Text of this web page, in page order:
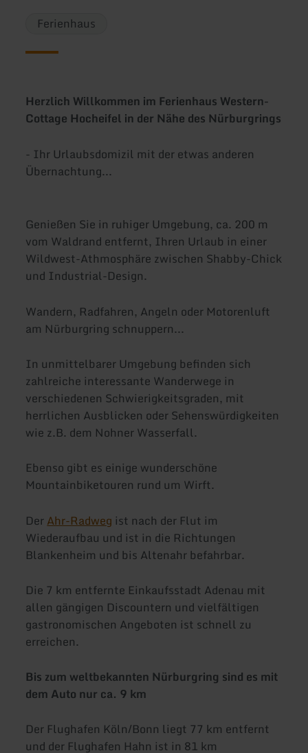
Ferienhaus
Herzlich Willkommen im Ferienhaus Western-
Cottage Hocheifel in der Nähe des Nürburgrings
- Ihr Urlaubsdomizil mit der etwas anderen
Übernachtung...
Genießen Sie in ruhiger Umgebung, ca. 200 m
vom Waldrand entfernt, Ihren Urlaub in einer
Wildwest-Athmosphäre zwischen Shabby-Chick
und Industrial-Design.
Wandern, Radfahren, Angeln oder Motorenluft
am Nürburgring schnuppern...
In unmittelbarer Umgebung befinden sich
zahlreiche interessante Wanderwege in
verschiedenen Schwierigkeitsgraden, mit
herrlichen Ausblicken oder Sehenswürdigkeiten
wie z.B. dem Nohner Wasserfall.
Ebenso gibt es einige wunderschöne
Mountainbiketouren rund um Wirft.
DerAhr-Radweg ist nach der Flut im
Wiederaufbau und ist in die Richtungen
Blankenheim und bis Altenahr befahrbar.
Die 7 km entfernte Einkaufsstadt Adenau mit
allen gängigen Discountern und vielfältigen
gastronomischen Angeboten ist schnell zu
erreichen.
Bis zum weltbekannten Nürburgring sind es mit
dem Auto nur ca. 9 km
Der Flughafen Köln/Bonn liegt 77 km entfernt
und der Flughafen Hahn ist in 81 km